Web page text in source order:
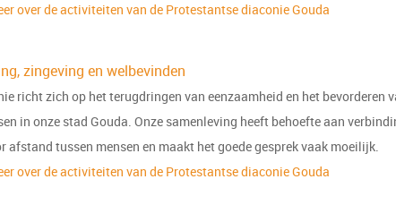
over de activiteiten van de Protestantse diaconie Gouda
zingeving en welbevinden
richt zich op het terugdringen van eenzaamheid en het bevorderen
in onze stad Gouda. Onze samenleving heeft behoefte aan
afstand tussen mensen en maakt het goede gesprek vaak moeilijk.
over de activiteiten van de Protestantse diaconie Gouda